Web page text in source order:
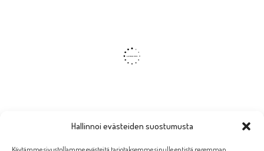
Hallinnoi evästeiden suostumusta